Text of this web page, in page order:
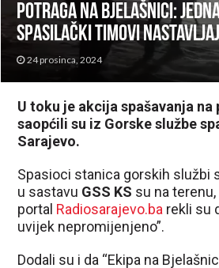
Potraga na Bjelašnici:
spasilački timovi
24 prosinca, 2024
U toku je akcija spašavanja
saopćili su iz Gorske službe
Sarajevo.
Spasioci stanica gorskih službi
u sastavu GSS KS su na terenu,
portal Radiosarajevo.ba rekli su
uvijek nepromijenjeno”.
Dodali su i da “Ekipa na